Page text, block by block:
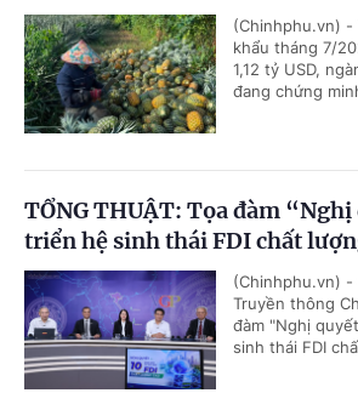
(Chinhphu.vn) -
khẩu tháng 7/
1,12 tỷ USD,
đang chứng
TỔNG THUẬT: Tọa đàm
triển hệ sinh thái FDI chất
(Chinhphu.vn)
Truyền thông
đàm "Nghị
sinh thái FDI